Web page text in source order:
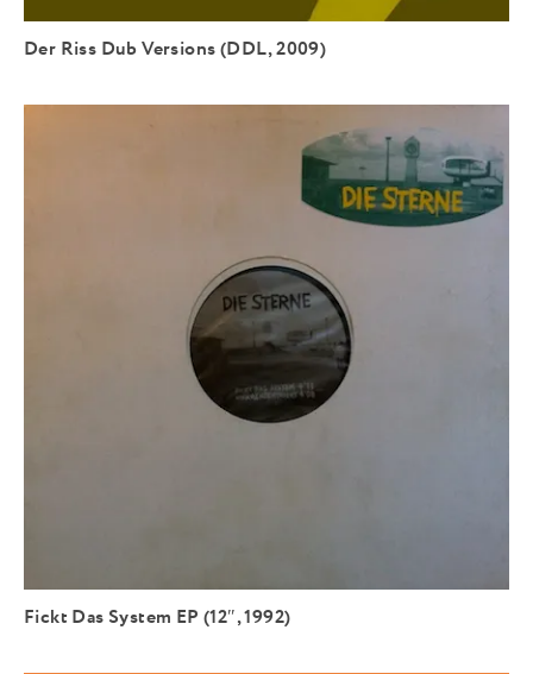
Der Riss Dub Versions (DDL, 2009)
Fickt Das System EP (12″, 1992)